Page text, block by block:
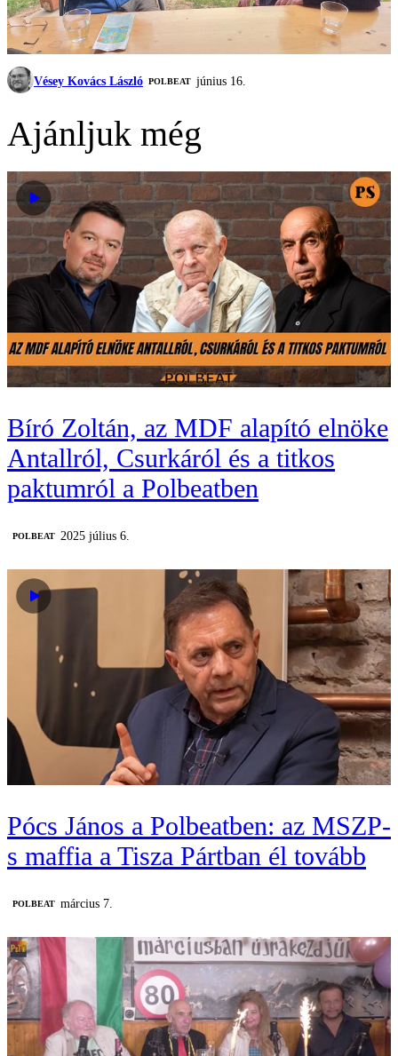
Vésey Kovács László ‎POLBEAT június 16.
Ajánljuk még
Bíró Zoltán, az MDF alapító elnöke
Antallról, Csurkáról és a titkos
paktumról a Polbeatben
‎POLBEAT 2025 július 6.
Pócs János a Polbeatben: az MSZP-
s maffia a Tisza Pártban él tovább
‎POLBEAT március 7.